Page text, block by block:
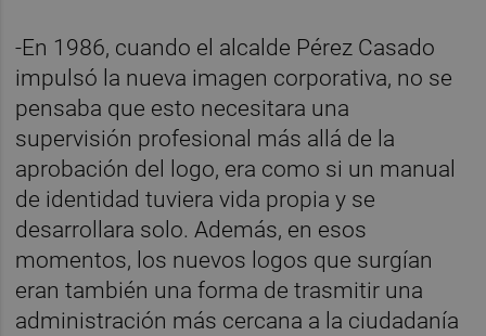
-En 1986, cuando el alcalde Pérez Casado
impulsó la nueva imagen corporativa, no se
pensaba que esto necesitara una
supervisión profesional más allá de la
aprobación del logo, era como si un manual
de identidad tuviera vida propia y se
desarrollara solo. Además, en esos
momentos, los nuevos logos que surgían
eran también una forma de trasmitir una
administración más cercana a la ciudadanía